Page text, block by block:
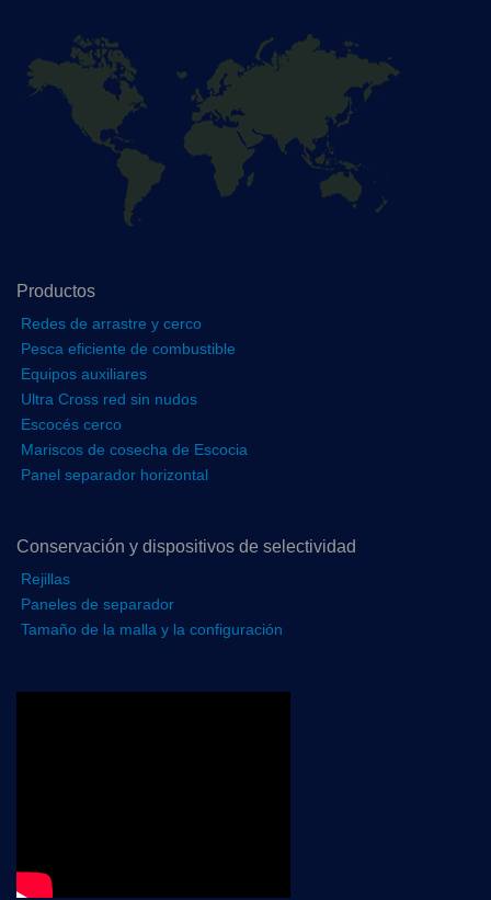
Productos
Redes de arrastre y cerco
Pesca eficiente de combustible
Equipos auxiliares
Ultra Cross red sin nudos
Escocés cerco
Mariscos de cosecha de Escocia
Panel separador horizontal
Conservación y dispositivos de selectividad
Rejillas
Paneles de separador
Tamaño de la malla y la configuración